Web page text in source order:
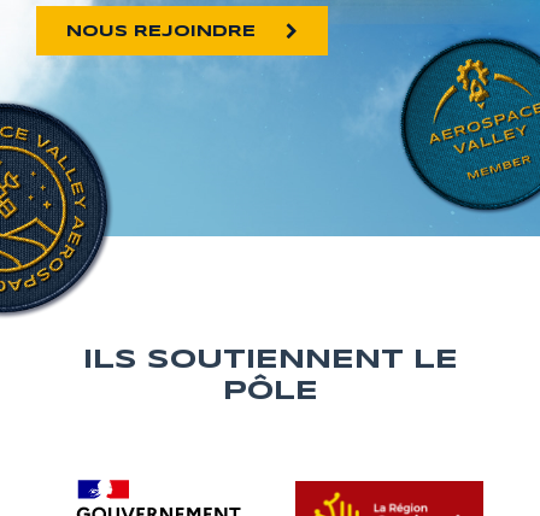
NOUS REJOINDRE
ILS SOUTIENNENT LE
PÔLE